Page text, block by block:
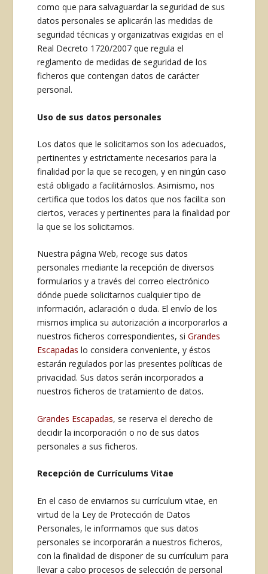
como que para salvaguardar la seguridad de sus
datos personales se aplicarán las medidas de
seguridad técnicas y organizativas exigidas en el
Real Decreto 1720/2007 que regula el
reglamento de medidas de seguridad de los
ficheros que contengan datos de carácter
personal.
Uso de sus datos personales
Los datos que le solicitamos son los adecuados,
pertinentes y estrictamente necesarios para la
finalidad por la que se recogen, y en ningún caso
está obligado a facilitárnoslos. Asimismo, nos
certifica que todos los datos que nos facilita son
ciertos, veraces y pertinentes para la finalidad por
la que se los solicitamos.
Nuestra página Web, recoge sus datos
personales mediante la recepción de diversos
formularios y a través del correo electrónico
dónde puede solicitarnos cualquier tipo de
información, aclaración o duda. El envío de los
mismos implica su autorización a incorporarlos a
nuestros ficheros correspondientes, siGrandes
Escapadas lo considera conveniente, y éstos
estarán regulados por las presentes políticas de
privacidad. Sus datos serán incorporados a
nuestros ficheros de tratamiento de datos.
Grandes Escapadas, se reserva el derecho de
decidir la incorporación o no de sus datos
personales a sus ficheros.
Recepción de Currículums Vitae
En el caso de enviarnos su currículum vitae, en
virtud de la Ley de Protección de Datos
Personales, le informamos que sus datos
personales se incorporarán a nuestros ficheros,
con la finalidad de disponer de su currículum para
llevar a cabo procesos de selección de personal